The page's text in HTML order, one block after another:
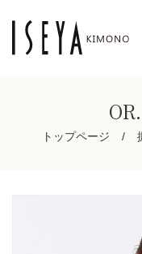
トップページ